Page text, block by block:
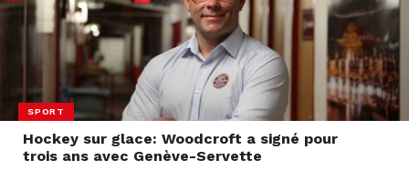
SPORT
Hockey sur glace: Woodcroft a signé pour
trois ans avec Genève-Servette